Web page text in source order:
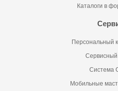
Каталоги в
Персональный
Сервисный
Система
Мобильные